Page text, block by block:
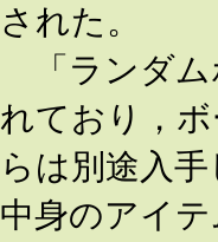
された。
「ランダム
れており，
らは別途入
中身のアイ